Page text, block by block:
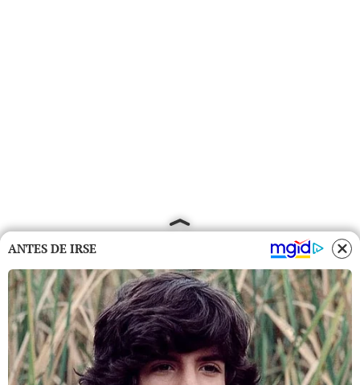
ANTES DE IRSE